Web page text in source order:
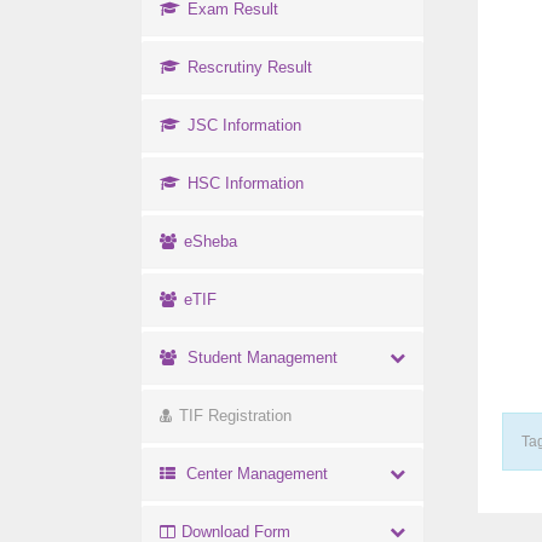
Exam Result
Rescrutiny Result
JSC Information
HSC Information
eSheba
eTIF
Student Management
TIF Registration
Center Management
Download Form